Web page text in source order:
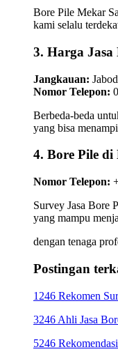
Bore Pile Mekar
kami selalu
3. Harga
Jangkauan:
Nomor Telepon:
Berbeda-beda
yang bisa
4. Bore Pile
Nomor Telepon:
Survey Jasa Bore
yang mampu
dengan tenaga
Postingan
1246 Rekomen
3246 Ahli Jasa
5246